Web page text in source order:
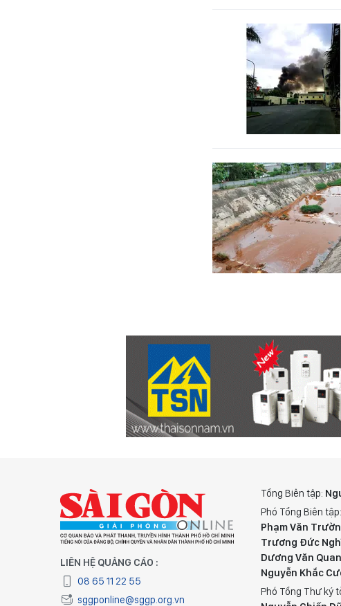
LIÊN HỆ QUẢNG CÁO :
08 65 11 22 55
sggponline@sggp.org.vn
Tổng Biên tập:
Phó Tổng Biên tập:
Phạm Văn
Trương Đức
Dương Văn
Nguyễn Khắc
Phó Tổng Thư ký